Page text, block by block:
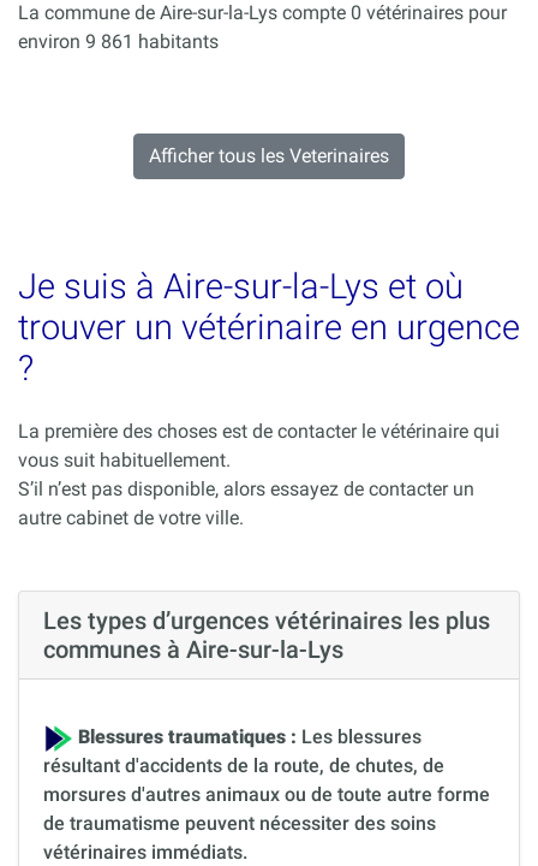
La commune de Aire-sur-la-Lys compte 0 vétérinaires pour
environ 9 861 habitants
Afficher tous les Veterinaires
Je suis à Aire-sur-la-Lys et où
trouver un vétérinaire en urgence
?
La première des choses est de contacter le vétérinaire qui
vous suit habituellement.
S’il n’est pas disponible, alors essayez de contacter un
autre cabinet de votre ville.
Les types d’urgences vétérinaires les plus
communes à Aire-sur-la-Lys
Blessures traumatiques : Les blessures
résultant d'accidents de la route, de chutes, de
morsures d'autres animaux ou de toute autre forme
de traumatisme peuvent nécessiter des soins
vétérinaires immédiats.